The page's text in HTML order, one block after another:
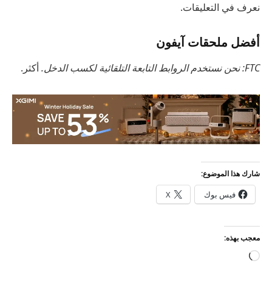
نعرف في التعليقات.
أفضل ملحقات آيفون
FTC: نحن نستخدم الروابط التابعة التلقائية لكسب الدخل. أكثر.
شارك هذا الموضوع:
فيس بوك X
معجب بهذه:
جاري